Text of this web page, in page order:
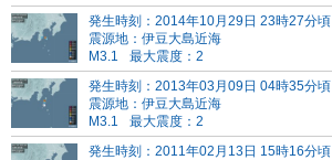
発生時刻：2014年10月29日 23時27分頃
震源地：伊豆大島近海
M3.1
最大震度：2
発生時刻：2013年03月09日 04時35分頃
震源地：伊豆大島近海
M3.1
最大震度：2
発生時刻：2011年02月13日 15時16分頃